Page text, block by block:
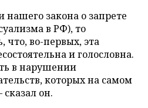
нашего закона о запрете
в РФ), то
что, во-первых, эта
и голословна.
в нарушении
которых на самом
сказал он.